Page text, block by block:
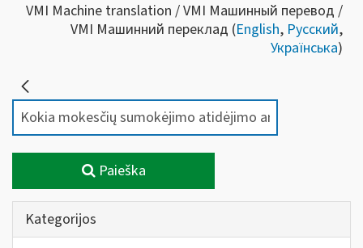
VMI Machine translation / VMI Машинный перевод /
VMI Машинний переклад (English, Русский,
Українська)
Paieška
Kategorijos